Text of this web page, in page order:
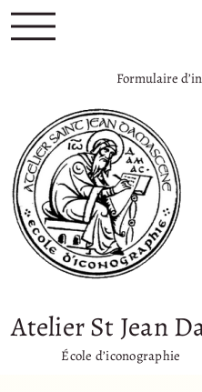
Formulaire
Atelier St Jean
École d’iconographie